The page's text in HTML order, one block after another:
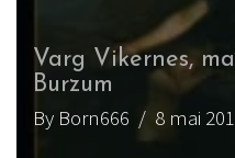
Vikernes, maître à
/ 8 mai 2012